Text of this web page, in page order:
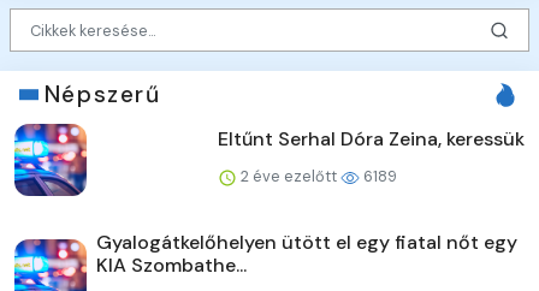
Népszerű
Eltűnt Serhal Dóra Zeina, keressük
2 éve ezelőtt 6189
Gyalogátkelőhelyen ütött el egy fiatal nőt egy
KIA Szombathe...